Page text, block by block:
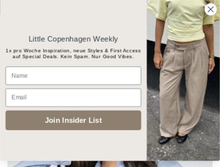
to
Products
search
START / BEKLEIDUNG / ANZÜGE
Add to
wishlist
Little Copenhagen Weekly
1x pro Woche Inspiration, neue Styles & First Access
auf Special Deals. Kein Spam. Nur Good Vibes.
Name
Email
Join Insider List